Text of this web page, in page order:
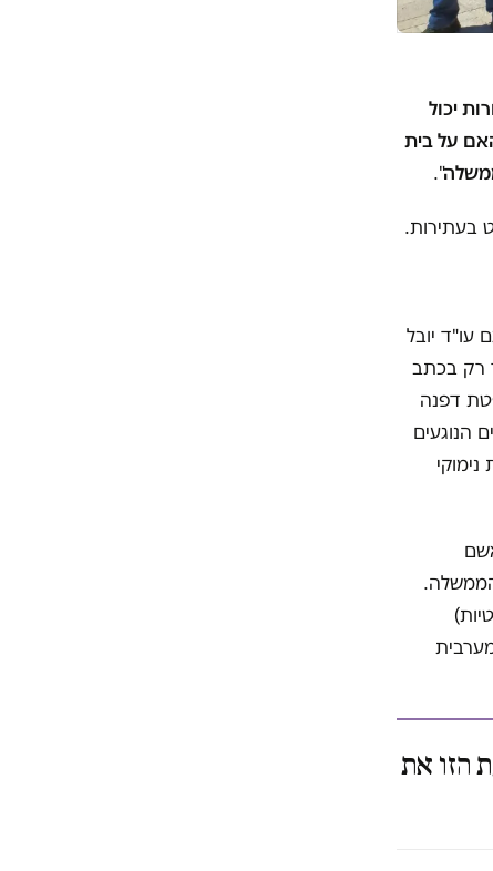
יכול
על בית
".
בעתירות.
עם עו"ד יובל
רק בכתב
דפנה
על הסף (בג"צ 2848/19) בנימוקים הנוגעים
הזו את